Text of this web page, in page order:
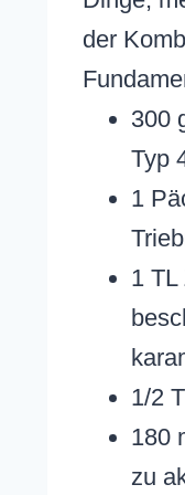
der
300
Typ
1
1
1/2
180
zu